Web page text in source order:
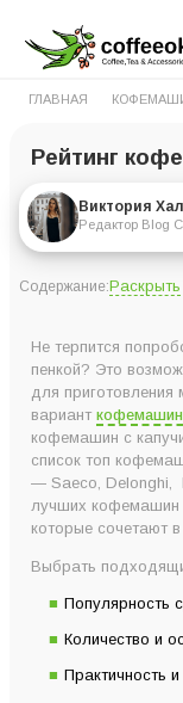
ГЛАВНАЯ
Рейтинг
Виктория
Редактор Blog
Содержание:Раскрыть
10. Кофемашина
9. Кофемашина
8. Кофемашина
KP440E31
7. Кофемашина
6. Кофемашина
EN640,W Black
5. Кофеварка
4. Кофемашина
EN650.B
Не терпится
пенкой? Это
для
вариант
кофемашин с
список топ
— Saeco, Delonghi,
лучших кофемашин
которые сочетают
Выбрать
Популярность
Количество и
Практичность